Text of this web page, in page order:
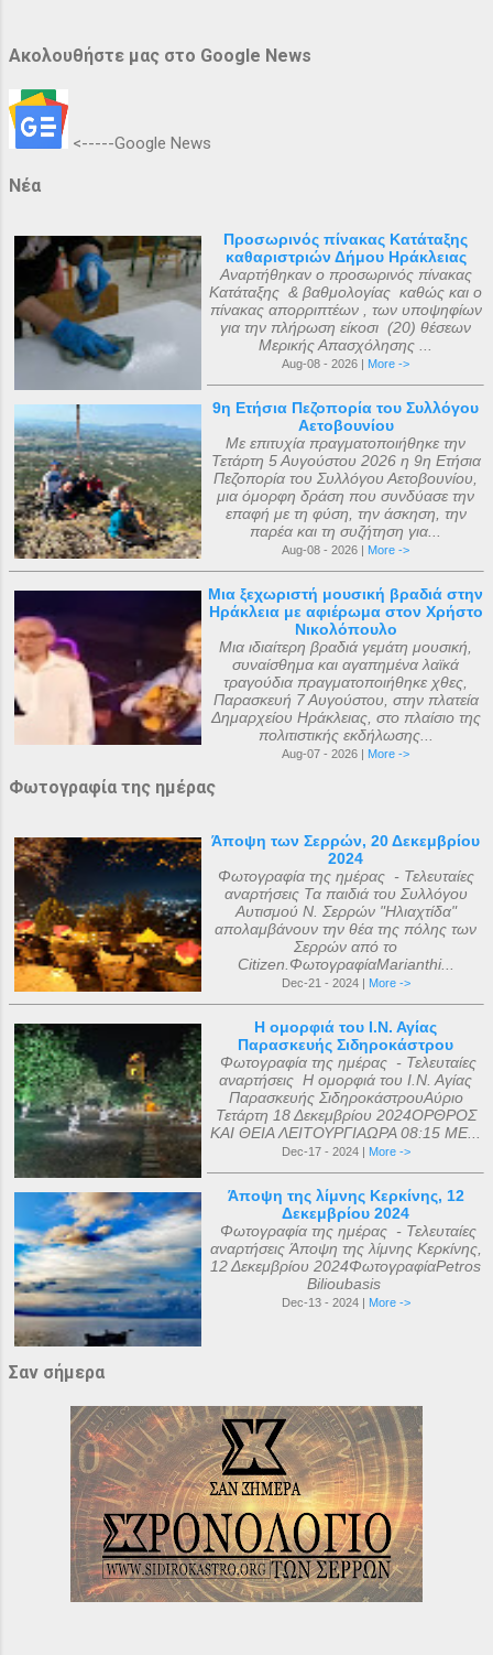
Ακολουθήστε μας στο Google News
<-----Google News
Νέα
Προσωρινός πίνακας Κατάταξης
καθαριστριών Δήμου Ηράκλειας
Αναρτήθηκαν ο προσωρινός πίνακας
Κατάταξης & βαθμολογίας καθώς και ο
πίνακας απορριπτέων , των υποψηφίων
για την πλήρωση είκοσι (20) θέσεων
Μερικής Απασχόλησης ...
Aug-08 - 2026 | More ->
9η Ετήσια Πεζοπορία του Συλλόγου
Αετοβουνίου
Με επιτυχία πραγματοποιήθηκε την
Τετάρτη 5 Αυγούστου 2026 η 9η Ετήσια
Πεζοπορία του Συλλόγου Αετοβουνίου,
μια όμορφη δράση που συνδύασε την
επαφή με τη φύση, την άσκηση, την
παρέα και τη συζήτηση για...
Aug-08 - 2026 | More ->
Μια ξεχωριστή μουσική βραδιά στην
Ηράκλεια με αφιέρωμα στον Χρήστο
Νικολόπουλο
Μια ιδιαίτερη βραδιά γεμάτη μουσική,
συναίσθημα και αγαπημένα λαϊκά
τραγούδια πραγματοποιήθηκε χθες,
Παρασκευή 7 Αυγούστου, στην πλατεία
Δημαρχείου Ηράκλειας, στο πλαίσιο της
πολιτιστικής εκδήλωσης...
Aug-07 - 2026 | More ->
Φωτογραφία της ημέρας
Άποψη των Σερρών, 20 Δεκεμβρίου
2024
Φωτογραφία της ημέρας - Τελευταίες
αναρτήσεις Τα παιδιά του Συλλόγου
Αυτισμού Ν. Σερρών "Ηλιαχτίδα"
απολαμβάνουν την θέα της πόλης των
Σερρών από το
Citizen.ΦωτογραφίαMarianthi...
Dec-21 - 2024 | More ->
Η ομορφιά του Ι.Ν. Αγίας
Παρασκευής Σιδηροκάστρου
Φωτογραφία της ημέρας - Τελευταίες
αναρτήσεις Η ομορφιά του Ι.Ν. Αγίας
Παρασκευής ΣιδηροκάστρουΑύριο
Τετάρτη 18 Δεκεμβρίου 2024ΟΡΘΡΟΣ
ΚΑΙ ΘΕΙΑ ΛΕΙΤΟΥΡΓΙΑΩΡΑ 08:15 ΜΕ...
Dec-17 - 2024 | More ->
Άποψη της λίμνης Κερκίνης, 12
Δεκεμβρίου 2024
Φωτογραφία της ημέρας - Τελευταίες
αναρτήσεις Άποψη της λίμνης Κερκίνης,
12 Δεκεμβρίου 2024ΦωτογραφίαPetros
Bilioubasis
Dec-13 - 2024 | More ->
Σαν σήμερα